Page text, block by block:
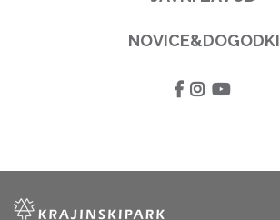
NOVICE&DOGODKI